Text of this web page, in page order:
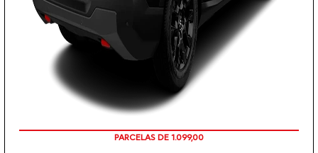
PARCELAS DE 1.099,00